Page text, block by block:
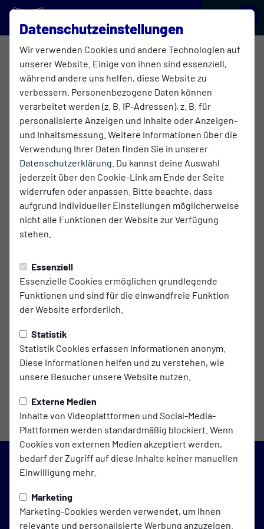
Datenschutzeinstellungen
Wir verwenden Cookies und andere Technologien auf
unserer Website. Einige von ihnen sind essenziell,
während andere uns helfen, diese Website zu
verbessern. Personenbezogene Daten können
verarbeitet werden (z. B. IP-Adressen), z. B. für
personalisierte Anzeigen und Inhalte oder Anzeigen-
und Inhaltsmessung. Weitere Informationen über die
Verwendung Ihrer Daten finden Sie in unserer
Datenschutzerklärung . Du kannst deine Auswahl
jederzeit über den Cookie-Link am Ende der Seite
widerrufen oder anpassen. Bitte beachte, dass
aufgrund individueller Einstellungen möglicherweise
nicht alle Funktionen der Website zur Verfügung
stehen.
Essenziell
Essenzielle Cookies ermöglichen grundlegende
Funktionen und sind für die einwandfreie Funktion
der Website erforderlich.
Statistik
Statistik Cookies erfassen Informationen anonym.
Diese Informationen helfen und zu verstehen, wie
unsere Besucher unsere Website nutzen.
Externe Medien
Inhalte von Videoplattformen und Social-Media-
Plattformen werden standardmäßig blockiert. Wenn
Cookies von externen Medien akzeptiert werden,
bedarf der Zugriff auf diese Inhalte keiner manuellen
Einwilligung mehr.
Marketing
Marketing-Cookies werden verwendet, um Ihnen
relevante und personalisierte Werbung anzuzeigen.
E1 Jugend
Übersicht Funktionsteam Tabelle
Funktionsteam
Teamchef
Christian
Wölbern
auf Social Media folgen